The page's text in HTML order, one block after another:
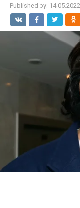
Published by: 14.05.2022